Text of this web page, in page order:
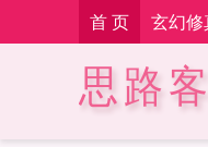
首 页 玄幻修
思路